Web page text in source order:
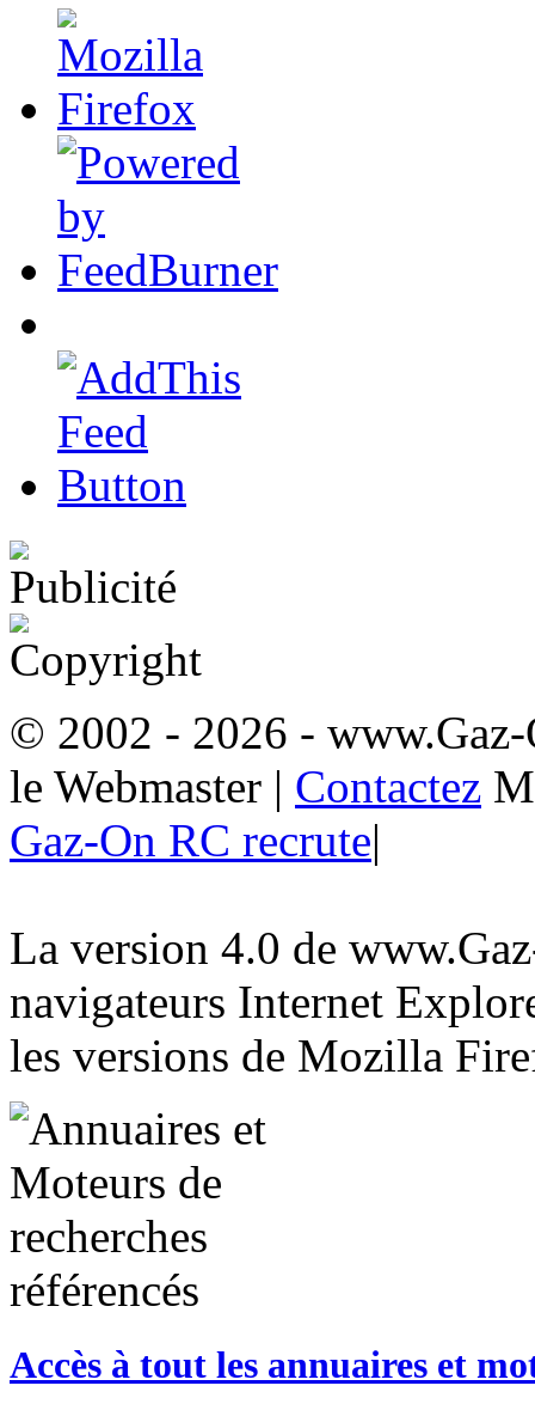
© 2002 - 2026 -
le Webmaster | Contactez
Gaz-On RC recrute|
La version 4.0 de
navigateurs Internet
les versions de Mozilla
Accès à tout les annuaires et